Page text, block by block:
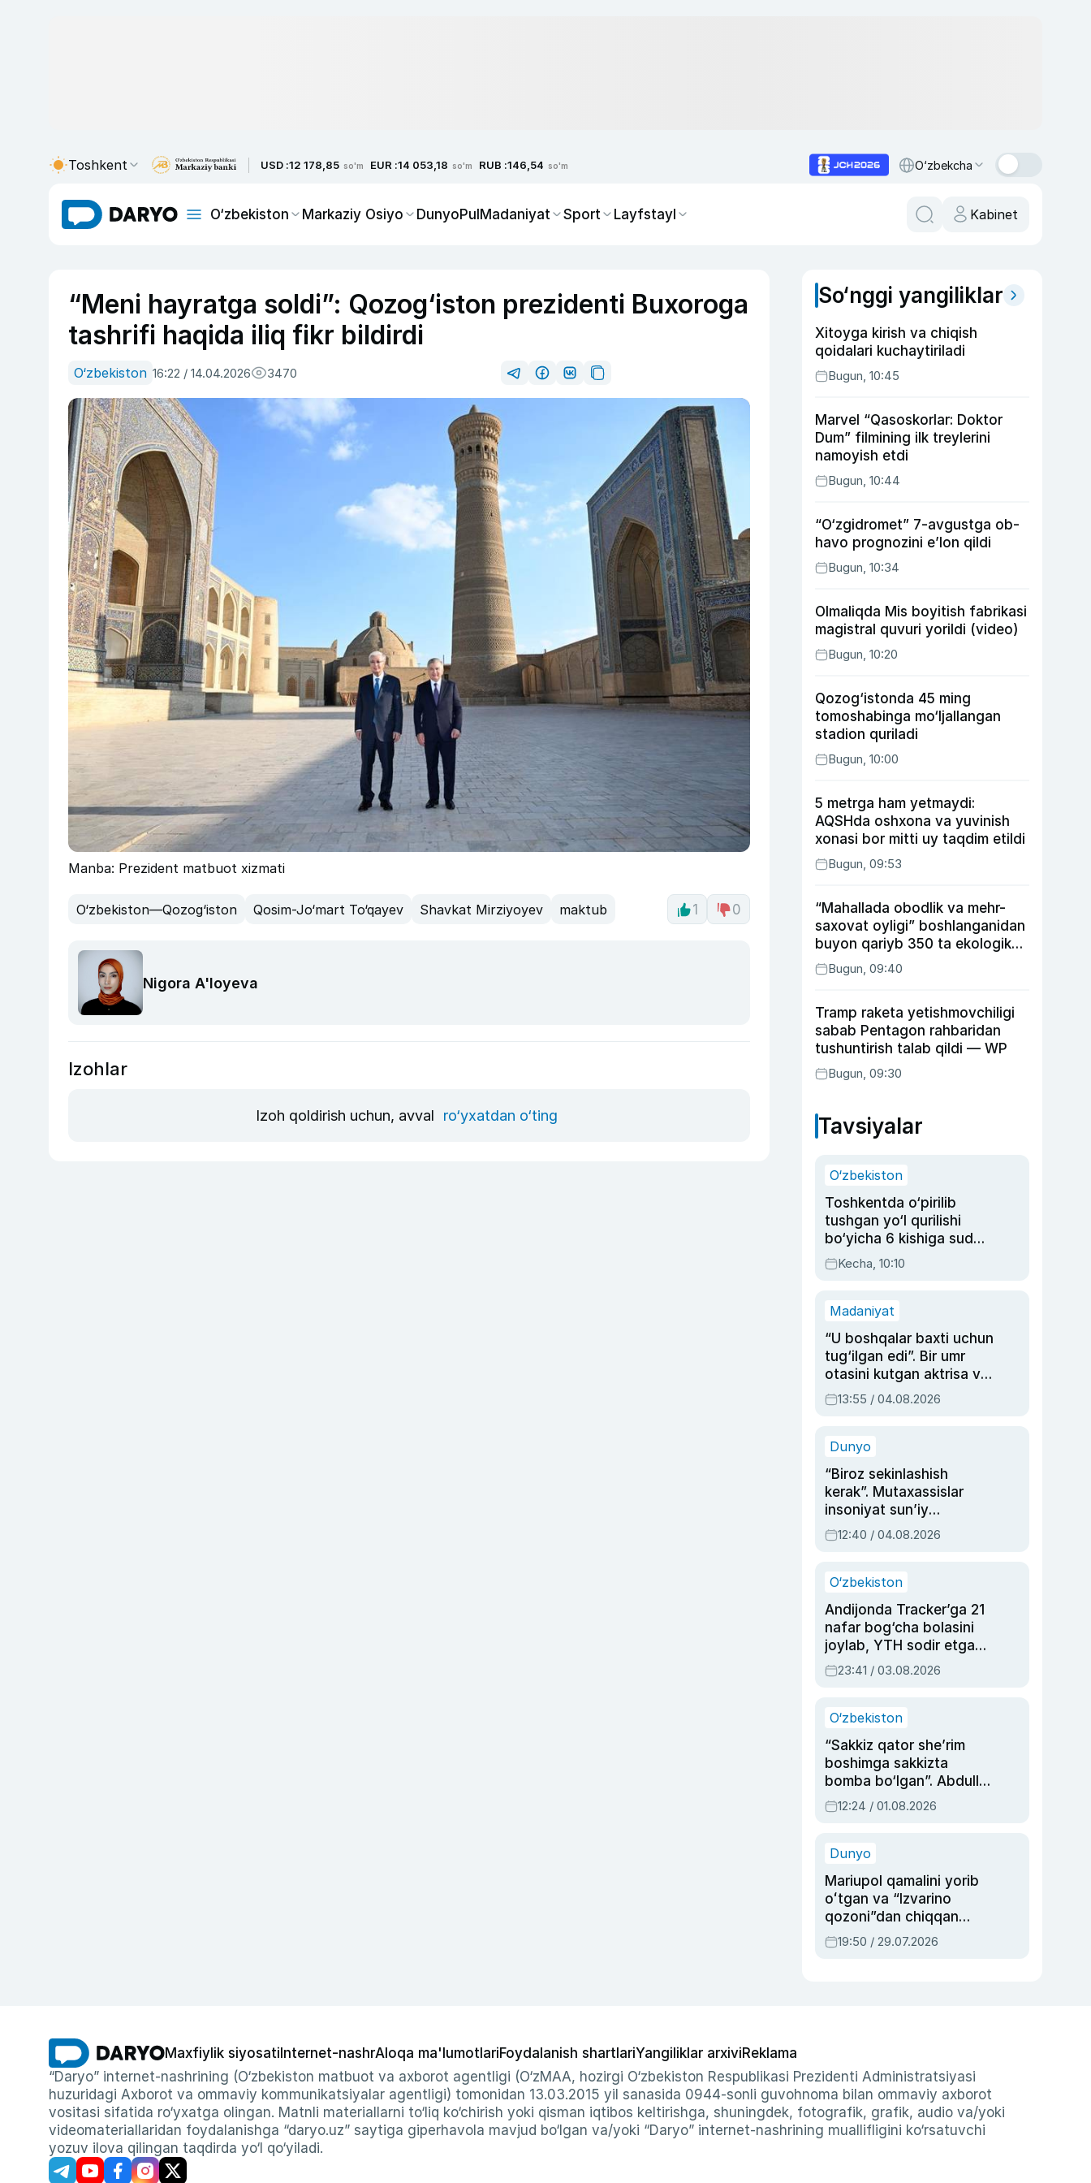
Toshkent USD :12 178,85 so'm EUR :14 053,18 so'm RUB :146,54 so'm O‘zbekcha
O‘zbekiston Markaziy Osiyo DunyoPulMadaniyat Sport Layfstayl Kabinet
“Meni hayratga soldi”: Qozog‘iston prezidenti Buxoroga
tashrifi haqida iliq fikr bildirdi
O‘zbekiston 16:22 / 14.04.2026 3470
Manba: Prezident matbuot xizmati
O‘zbekiston—Qozog‘iston Qosim-Jo‘mart To‘qayev Shavkat Mirziyoyev maktub 1 0
Nigora A'loyeva
Izohlar
Izoh qoldirish uchun, avval ro‘yxatdan o‘ting
So‘nggi yangiliklar
Xitoyga kirish va chiqish
qoidalari kuchaytiriladi
Bugun, 10:45
Marvel “Qasoskorlar: Doktor
Dum” filmining ilk treylerini
namoyish etdi
Bugun, 10:44
“O‘zgidromet” 7-avgustga ob-
havo prognozini e’lon qildi
Bugun, 10:34
Olmaliqda Mis boyitish fabrikasi
magistral quvuri yorildi (video)
Bugun, 10:20
Qozog‘istonda 45 ming
tomoshabinga mo‘ljallangan
stadion quriladi
Bugun, 10:00
5 metrga ham yetmaydi:
AQSHda oshxona va yuvinish
xonasi bor mitti uy taqdim etildi
Bugun, 09:53
“Mahallada obodlik va mehr-
saxovat oyligi” boshlanganidan
buyon qariyb 350 ta ekologik
huquqbuzarlik aniqlandi
Bugun, 09:40
Tramp raketa yetishmovchiligi
sabab Pentagon rahbaridan
tushuntirish talab qildi — WP
Bugun, 09:30
Tavsiyalar
O‘zbekiston
Toshkentda o‘pirilib
tushgan yo‘l qurilishi
bo‘yicha 6 kishiga sud
hukmi o‘qildi
Kecha, 10:10
Madaniyat
“U boshqalar baxti uchun
tug‘ilgan edi”. Bir umr
otasini kutgan aktrisa va
dublyaj ustasi Rimma
Ahmedovaning
13:55 / 04.08.2026
Dunyo
“Biroz sekinlashish
kerak”. Mutaxassislar
insoniyat sun’iy
intellektni boshqara
olmay qolishidan xavotir
12:40 / 04.08.2026
O‘zbekiston
Andijonda Tracker’ga 21
nafar bog‘cha bolasini
joylab, YTH sodir etgan
ayolga sud hukmi o‘qildi
23:41 / 03.08.2026
O‘zbekiston
“Sakkiz qator she’rim
boshimga sakkizta
bomba bo‘lgan”. Abdulla
Oripovni siyosiy
ayblovlardan asrab
12:24 / 01.08.2026
Dunyo
Mariupol qamalini yorib
oʻtgan va “Izvarino
qozoni”dan chiqqan
qahramon — Ukraina
armiyasi bosh
19:50 / 29.07.2026
Maxfiylik siyosati Internet-nashrAloqa ma'lumotlariFoydalanish shartlariYangiliklar arxiviReklama
“Daryo” internet-nashrining (O‘zbekiston matbuot va axborot agentligi (O‘zMAA, hozirgi O‘zbekiston Respublikasi Prezidenti Administratsiyasi
huzuridagi Axborot va ommaviy kommunikatsiyalar agentligi) tomonidan 13.03.2015 yil sanasida 0944-sonli guvohnoma bilan ommaviy axborot
vositasi sifatida ro‘yxatga olingan. Matnli materiallarni to‘liq ko‘chirish yoki qisman iqtibos keltirishga, shuningdek, fotografik, grafik, audio va/yoki
videomateriallaridan foydalanishga “daryo.uz” saytiga giperhavola mavjud bo‘lgan va/yoki “Daryo” internet-nashrining muallifligini ko‘rsatuvchi
yozuv ilova qilingan taqdirda yo‘l qo‘yiladi.